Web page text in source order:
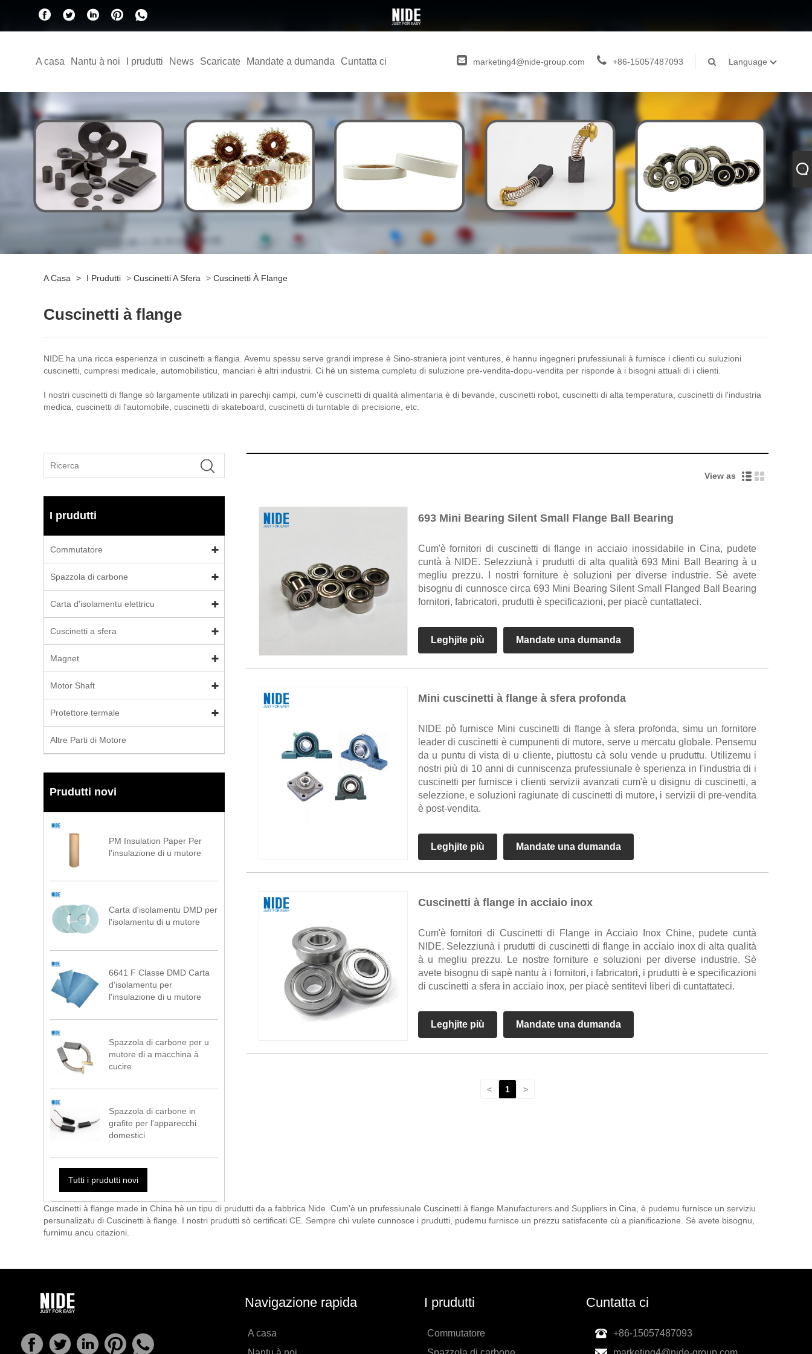
A casa Nantu à noi I prudutti News Scaricate Mandate a dumanda Cuntatta ci marketing4@nide-group.com +86-15057487093 Language
A Casa > I Prudutti > Cuscinetti A Sfera > Cuscinetti À Flange
Cuscinetti à flange
NIDE ha una ricca esperienza in cuscinetti a flangia. Avemu spessu serve grandi imprese è Sino-straniera joint ventures, è hannu ingegneri prufessiunali à furnisce i clienti cu suluzioni
cuscinetti, cumpresi medicale, automobilisticu, manciari è altri industrii. Ci hè un sistema cumpletu di suluzione pre-vendita-dopu-vendita per risponde à i bisogni attuali di i clienti.
I nostri cuscinetti di flange sò largamente utilizati in parechji campi, cum'è cuscinetti di qualità alimentaria è di bevande, cuscinetti robot, cuscinetti di alta temperatura, cuscinetti di l'industria
medica, cuscinetti di l'automobile, cuscinetti di skateboard, cuscinetti di turntable di precisione, etc.
I prudutti
Commutatore
Spazzola di carbone
Carta d'isolamentu elettricu
Cuscinetti a sfera
Magnet
Motor Shaft
Protettore termale
Altre Parti di Motore
Prudutti novi
PM Insulation Paper Per
l'insulazione di u mutore
Carta d'isolamentu DMD per
l'isolamentu di u mutore
6641 F Classe DMD Carta
d'isolamentu per
l'insulazione di u mutore
Spazzola di carbone per u
mutore di a macchina à
cucire
Spazzola di carbone in
grafite per l'apparecchi
domestici
Tutti i prudutti novi
View as
693 Mini Bearing Silent Small Flange Ball Bearing
Cum'è fornitori di cuscinetti di flange in acciaio inossidabile in Cina, pudete
cuntà à NIDE. Selezziunà i prudutti di alta qualità 693 Mini Ball Bearing à u
megliu prezzu. I nostri forniture è soluzioni per diverse industrie. Sè avete
bisognu di cunnosce circa 693 Mini Bearing Silent Small Flanged Ball Bearing
fornitori, fabricatori, prudutti è specificazioni, per piacè cuntattateci.
Leghjite più Mandate una dumanda
Mini cuscinetti à flange à sfera profonda
NIDE pò furnisce Mini cuscinetti di flange à sfera profonda, simu un fornitore
leader di cuscinetti è cumpunenti di mutore, serve u mercatu globale. Pensemu
da u puntu di vista di u cliente, piuttostu cà solu vende u pruduttu. Utilizemu i
nostri più di 10 anni di cunniscenza prufessiunale è sperienza in l'industria di i
cuscinetti per furnisce i clienti servizii avanzati cum'è u disignu di cuscinetti, a
selezzione, e soluzioni ragiunate di cuscinetti di mutore, i servizii di pre-vendita
è post-vendita.
Leghjite più Mandate una dumanda
Cuscinetti à flange in acciaio inox
Cum'è fornitori di Cuscinetti di Flange in Acciaio Inox Chine, pudete cuntà
NIDE. Selezziunà i prudutti di cuscinetti di flange in acciaio inox di alta qualità
à u megliu prezzu. Le nostre forniture e soluzioni per diverse industrie. Sè
avete bisognu di sapè nantu à i fornitori, i fabricatori, i prudutti è e specificazioni
di cuscinetti a sfera in acciaio inox, per piacè sentitevi liberi di cuntattateci.
Leghjite più Mandate una dumanda
< 1 >
Cuscinetti à flange made in China hè un tipu di prudutti da a fabbrica Nide. Cum'è un prufessiunale Cuscinetti à flange Manufacturers and Suppliers in Cina, è pudemu furnisce un serviziu
persunalizatu di Cuscinetti à flange. I nostri prudutti sò certificati CE. Sempre chì vulete cunnosce i prudutti, pudemu furnisce un prezzu satisfacente cù a pianificazione. Sè avete bisognu,
furnimu ancu citazioni.
Navigazione rapida
A casa
I prudutti
Commutatore
Cuntatta ci
+86-15057487093